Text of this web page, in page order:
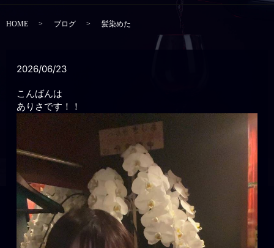
HOME ブログ 髪染めた
2026/06/23
こんばんは
ありさです！！